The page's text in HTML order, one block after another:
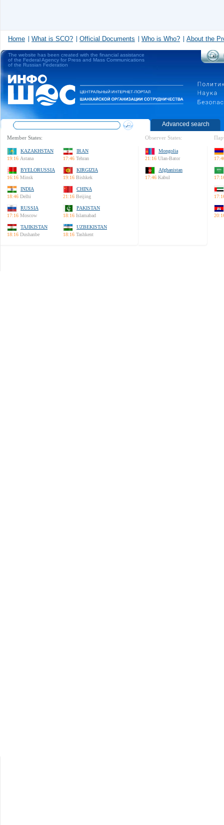
Home What is SCO? Official Documents Who is Who? About the
The website has been created with the financial assistance
of the Federal Agency for Press and Mass Communications
of the Russian Federation
Advanced search
Member States:
KAZAKHSTAN
19:16 Astana
IRAN
17:46 Tehran
BYELORUSSIA
16:16 Minsk
KIRGIZIA
19:16 Bishkek
INDIA
18:46 Delhi
CHINA
21:16 Beijing
RUSSIA
17:16 Moscow
PAKISTAN
18:16 Islamabad
TAJIKISTAN
18:16 Dushanbe
UZBEKISTAN
18:16 Tashkent
Observer States:
Mongolia
21:16 Ulan-Bator
Afghanistan
17:46 Kabul